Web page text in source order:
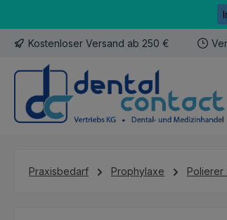
Kostenloser Versand ab 250 €
Praxisbedarf Prophylaxe Polierer